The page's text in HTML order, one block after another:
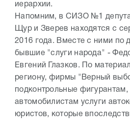
иерархии.
Напомним, в СИЗО №1
Щур и Зверев находятся с
2016 года. Вместе с ними по
бывшие "слуги народа" -
Евгений Глазков. По
региону, фирмы "Верный
подконтрольные фигурантам,
автомобилистам услуги
юристов, которые